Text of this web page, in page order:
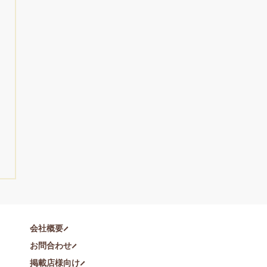
会社概要
お問合わせ
掲載店様向け